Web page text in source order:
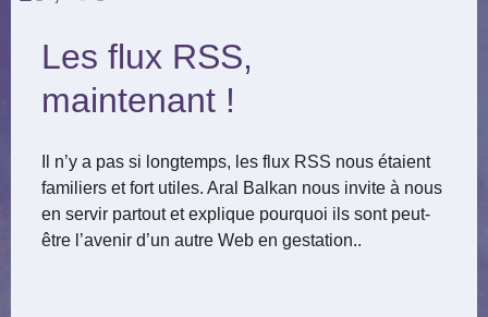
Les flux RSS,
maintenant !
Il n’y a pas si longtemps, les flux RSS nous étaient
familiers et fort utiles. Aral Balkan nous invite à nous
en servir partout et explique pourquoi ils sont peut-
être l’avenir d’un autre Web en gestation..